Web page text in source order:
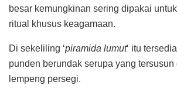
besar kemungkinan sering dipakai
ritual khusus keagamaan.
Di sekeliling ‘piramida lumut‘ itu
punden berundak serupa yang tersusun
lempeng persegi.